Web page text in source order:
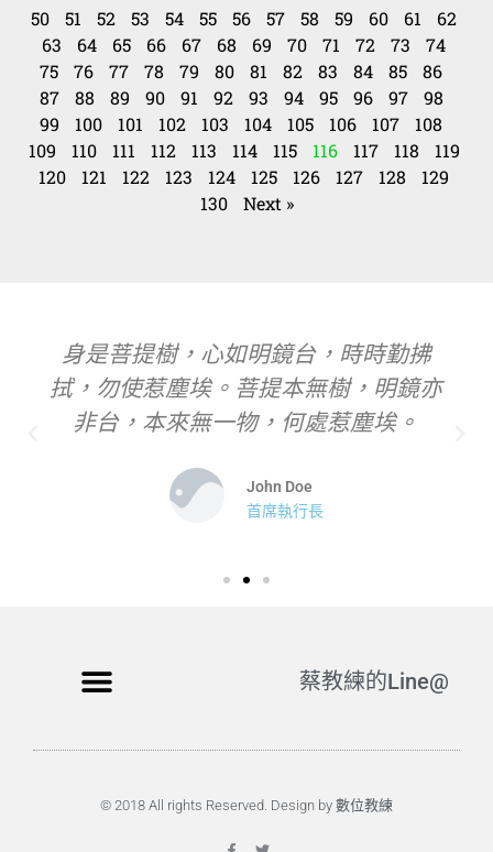
50
51 52 53 54 55 56 57 58 59 60 61
62
63
64 65 66 67 68 69 70 71 72 73
74
75
76 77 78 79 80 81 82 83 84 85
86
87
88 89 90 91 92 93 94 95 96 97
98
99
100 101 102 103 104 105 106 107
108
109
110 111 112 113 114 115 116 117 118
119
120
121 122 123 124 125 126 127 128
129
130
Next »
身是菩提樹，心如明鏡台，時時勤拂
拭，勿使惹塵埃。菩提本無樹，明鏡亦
非台，本來無一物，何處惹塵埃。
John Doe
首席執行長
蔡教練的Line@
© 2018 All rights Reserved. Design by 數位教練